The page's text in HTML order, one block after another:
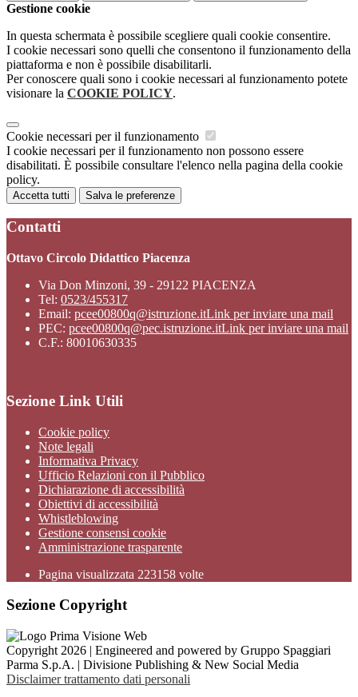
Gestione cookie
In questa schermata è possibile scegliere quali cookie consentire.
I cookie necessari sono quelli che consentono il funzionamento della
piattaforma e non è possibile disabilitarli.
Per conoscere quali sono i cookie necessari al funzionamento potete
visionare la COOKIE POLICY.
Cookie necessari per il funzionamento
I cookie necessari per il funzionamento non possono essere
disabilitati. È possibile consultare l'elenco nella pagina della cookie
policy.
Accetta tutti Salva le preferenze
Contatti
Ottavo Circolo Didattico Piacenza
Via Don Minzoni, 39 - 29122 PIACENZA
Tel: 0523/455317
Email: pcee00800q@istruzione.itLink per inviare una mail
PEC: pcee00800q@pec.istruzione.itLink per inviare una mail
C.F.: 80010630335
Sezione Link Utili
Cookie policy
Note legali
Informativa Privacy
Ufficio Relazioni con il Pubblico
Dichiarazione di accessibilità
Obiettivi di accessibilità
Whistleblowing
Gestione consensi cookie
Amministrazione trasparente
Pagina visualizzata 223158 volte
Sezione Copyright
Copyright 2026 | Engineered and powered by Gruppo Spaggiari
Parma S.p.A. | Divisione Publishing & New Social Media
Disclaimer trattamento dati personali